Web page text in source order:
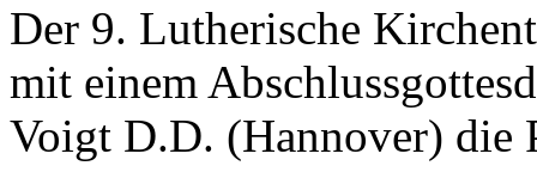
Der 9. Lutherische
mit einem
Voigt D.D. (Hannover) die